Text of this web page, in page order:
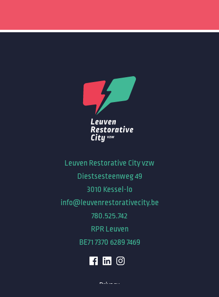
Leuven Restorative City vzw
Diestsesteenweg 49
3010 Kessel-lo
info@leuvenrestorativecity.be
780.525.742
RPR Leuven
BE71 7370 6289 7469
Privacy